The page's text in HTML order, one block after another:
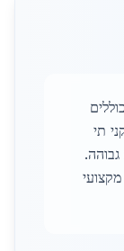
תי
גבוהה.